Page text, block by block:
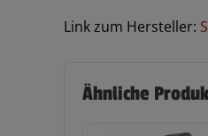
Link zum Hersteller:
Ähnliche